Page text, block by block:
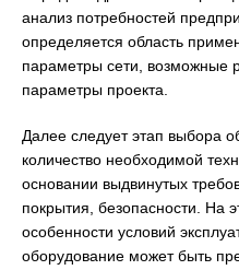
анализ потребностей
определяется область
параметры сети, возможные
параметры проекта.
Далее следует этап выбора
количество необходимой
основании выдвинутых
покрытия, безопасности. На
особенности условий
оборудование может быть